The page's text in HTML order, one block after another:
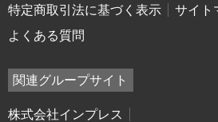
特定商取引法に基づく表示
サイト
よくある質問
関連グループサイト
株式会社インプレス